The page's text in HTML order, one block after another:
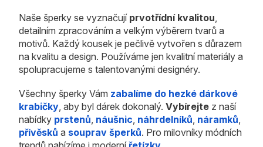
Naše šperky se vyznačují prvotřídní kvalitou
detailním zpracováním a velkým výběrem tvarů a
motivů. Každý kousek je pečlivě vytvořen s důrazem
na kvalitu a design. Používáme jen kvalitní materiály a
spolupracujeme s talentovanými designéry.
Všechny šperky Vám zabalíme do hezké dárkové
krabičky , aby byl dárek dokonalý. Vybírejte z naší
nabídky prstenů náušnic náhrdelníků náramků
přívěsků a souprav šperků. Pro milovníky módních